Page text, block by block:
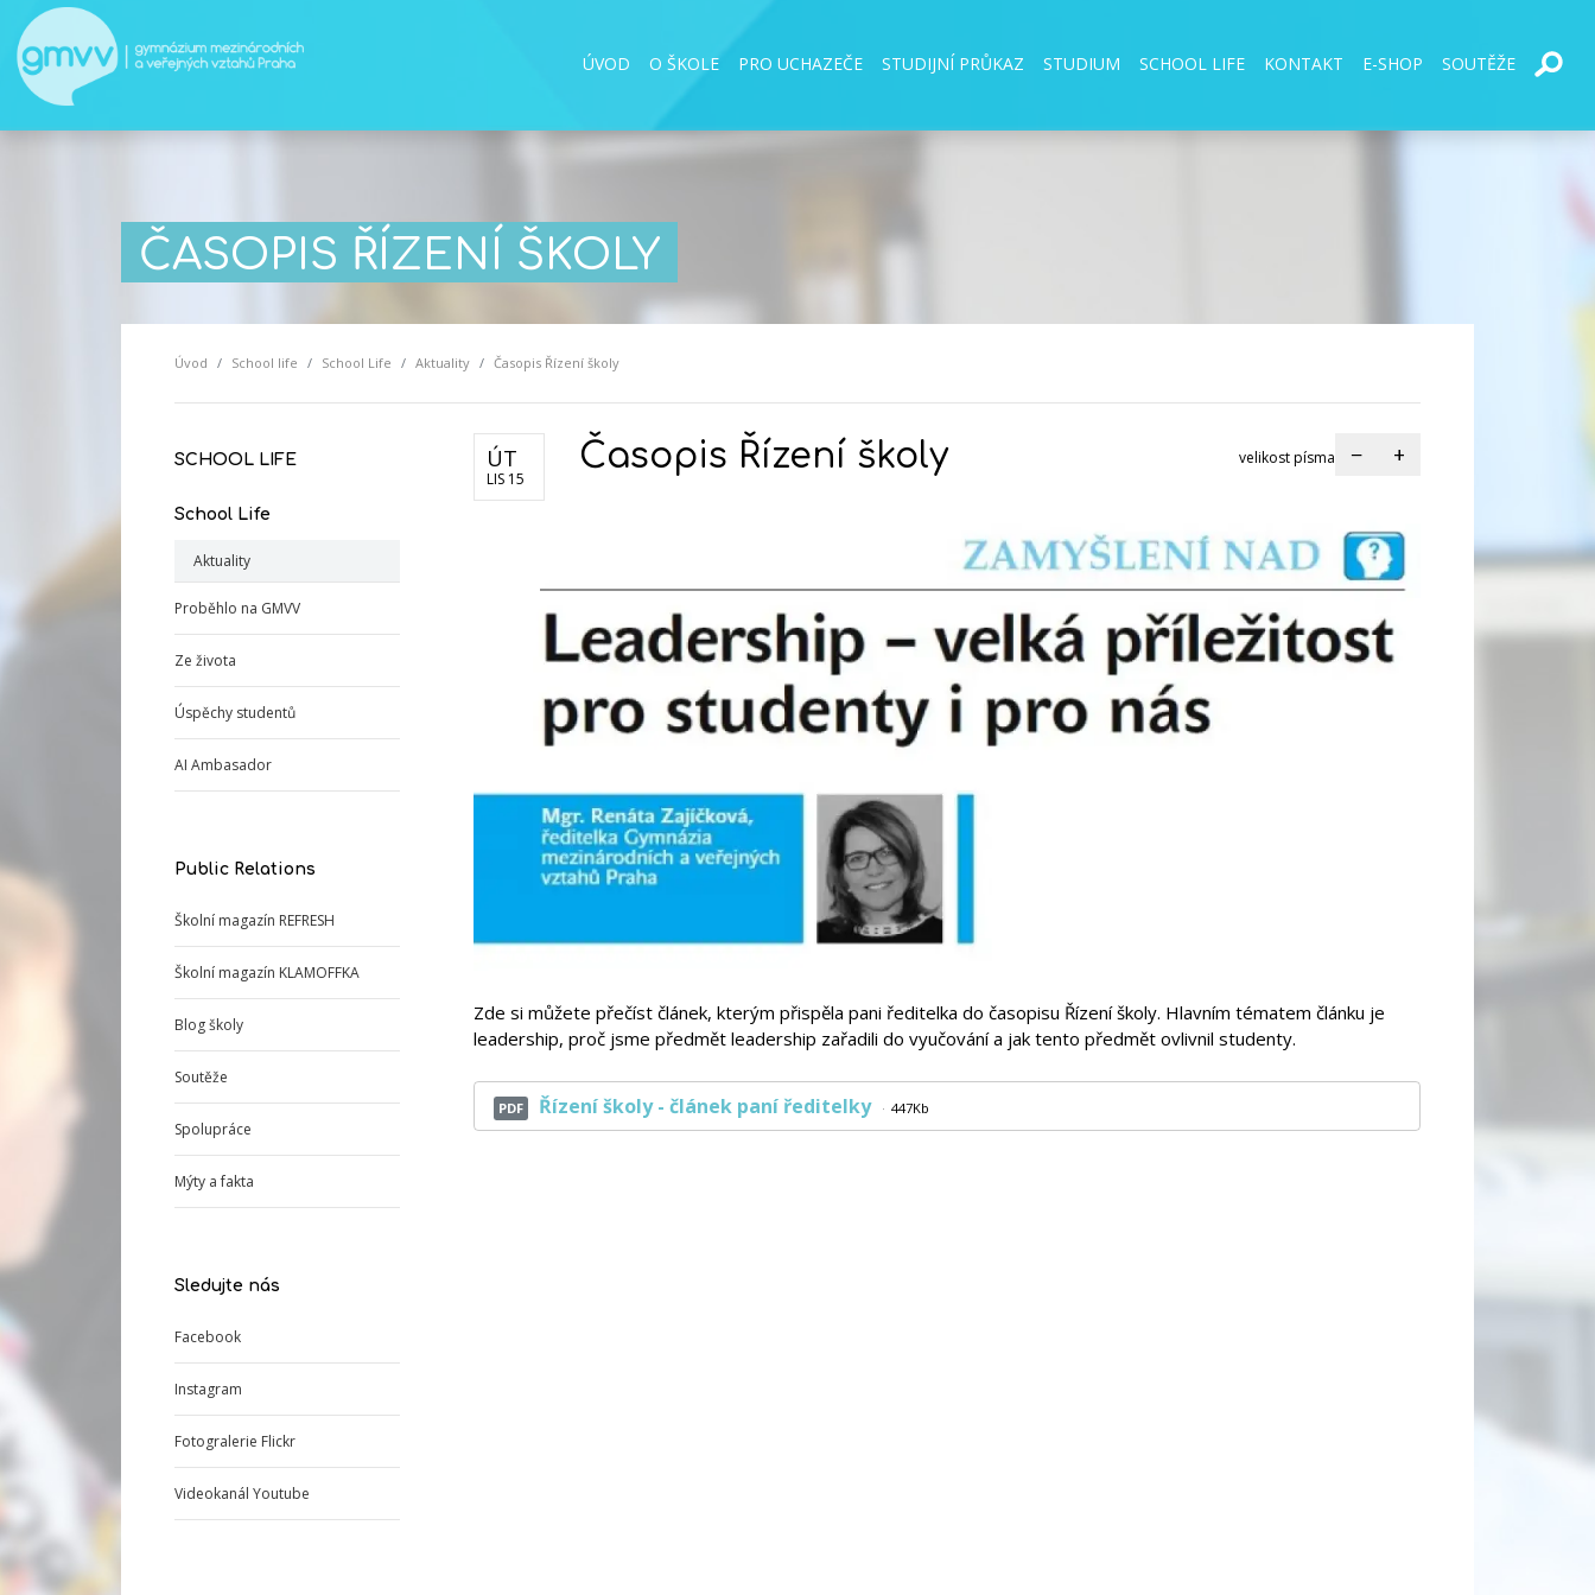
ÚVOD O ŠKOLE PRO UCHAZEČE STUDIJNÍ PRŮKAZ STUDIUM SCHOOL LIFE KONTAKT E-SHOP SOUTĚŽE
ČASOPIS ŘÍZENÍ ŠKOLY
Úvod School life School Life Aktuality Časopis Řízení školy
SCHOOL LIFE
School Life
Aktuality
Proběhlo na GMVV
Ze života
Úspěchy studentů
AI Ambasador
Public Relations
Školní magazín REFRESH
Školní magazín KLAMOFFKA
Blog školy
Soutěže
Spolupráce
Mýty a fakta
Sledujte nás
Facebook
Instagram
Fotogralerie Flickr
Videokanál Youtube
ÚT
LIS 15
Časopis Řízení školy velikost písma − +
Zde si můžete přečíst článek, kterým přispěla pani ředitelka do časopisu Řízení školy. Hlavním tématem článku je
leadership, proč jsme předmět leadership zařadili do vyučování a jak tento předmět ovlivnil studenty.
PDF Řízení školy - článek paní ředitelky 447Kb